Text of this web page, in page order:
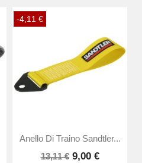
-4,11 €
Anello Di Traino Sandtler...
13,11 € 9,00 €